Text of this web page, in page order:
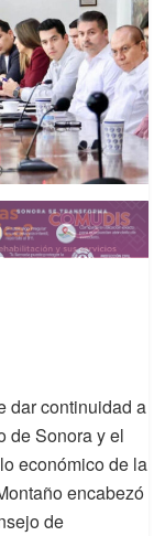
dar continuidad a
de Sonora y el
económico de la
encabezó
de